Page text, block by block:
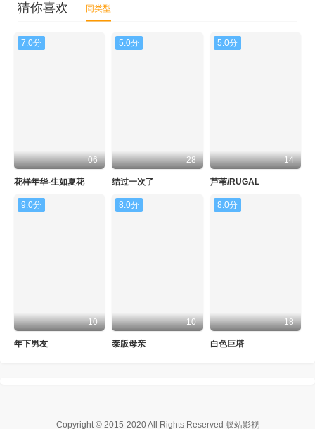
猜你喜欢 同类型
7.0分
06
花样年华-生如夏花
5.0分
28
结过一次了
5.0分
14
芦苇/RUGAL
9.0分
10
年下男友
8.0分
10
泰版母亲
8.0分
18
白色巨塔
Copyright © 2015-2020All Rights Reserved 蚁站影视